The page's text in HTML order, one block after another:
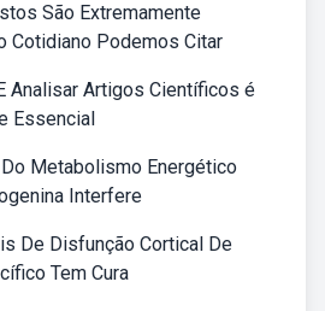
São Extremamente
Cotidiano Podemos Citar
Analisar Artigos Científicos é
Essencial
Do Metabolismo Energético
Interfere
De Disfunção Cortical De
Tem Cura